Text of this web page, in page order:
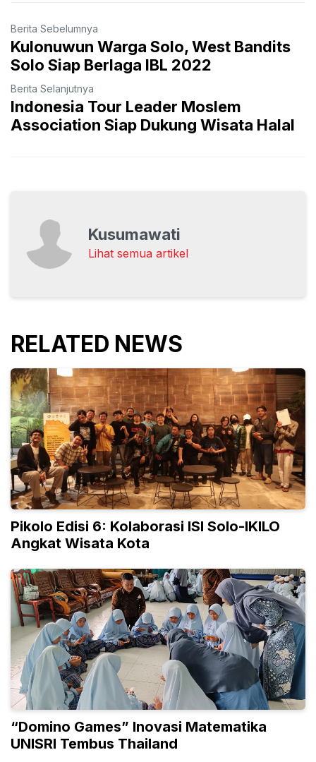
Berita Sebelumnya
Kulonuwun Warga Solo, West Bandits
Solo Siap Berlaga IBL 2022
Berita Selanjutnya
Indonesia Tour Leader Moslem
Association Siap Dukung Wisata Halal
Kusumawati
Lihat semua artikel
RELATED NEWS
Pikolo Edisi 6: Kolaborasi ISI Solo-IKILO
Angkat Wisata Kota
“Domino Games” Inovasi Matematika
UNISRI Tembus Thailand